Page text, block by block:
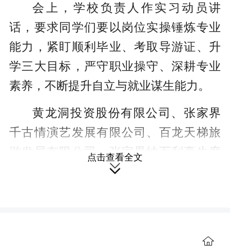
会上，学校负责人作实习动员讲
话，要求同学们要以岗位实操锤炼专业
能力，紧盯顺利毕业、考取导游证、升
学三大目标，严守职业操守、深耕专业
素养，不断提升自立与就业谋生能力。
黄龙洞投资股份有限公司、张家界
千古情演艺发展有限公司、百龙天梯旅
游发展有限公司、张家界纳百利豪生度
假酒店、泰和投资有限公司京武铂尔曼
点击查看全文
